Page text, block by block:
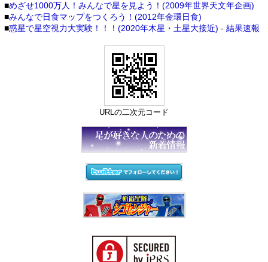
■めざせ1000万人！みんなで星を見よう！(2009年世界天文年企画)
■みんなで日食マップをつくろう！(2012年金環日食)
■惑星で星空視力大実験！！！(2020年木星・土星大接近) - 結果速報
URLの二次元コード